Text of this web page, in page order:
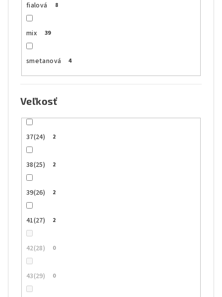
fialová 8
mix 39
smetanová 4
Veľkosť
37(24) 2
38(25) 2
39(26) 2
41(27) 2
42(28) 0
43(29) 0